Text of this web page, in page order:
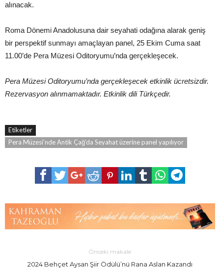
alınacak.
Roma Dönemi Anadolusuna dair seyahati odağına alarak geniş
bir perspektif sunmayı amaçlayan panel, 25 Ekim Cuma saat
11.00’de Pera Müzesi Oditoryumu’nda gerçekleşecek.
Pera Müzesi Oditoryumu’nda gerçekleşecek etkinlik ücretsizdir.
Rezervasyon alınmamaktadır. Etkinlik dili Türkçedir.
Etiketler
Pera Müzesi’nde Antik Çağ’da Seyahat üzerine panel yapılıyor
Önceki makale
2024 Behçet Aysan Şiir Ödülü’nü Rana Aslan Kazandı